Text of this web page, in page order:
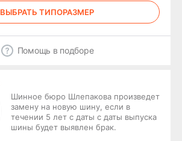
ВЫБРАТЬ ТИПОРАЗМЕР
Помощь в подборе
Шинное бюро Шлепакова произведет
замену на новую шину, если в
течении 5 лет с даты с даты выпуска
шины будет выявлен брак.